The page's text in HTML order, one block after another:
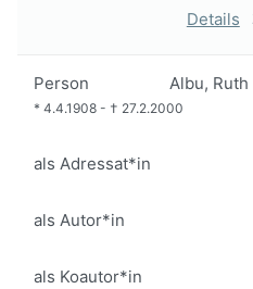
Details
Person Albu, Ruth
* 4.4.1908 - † 27.2.2000
als Adressat*in
als Autor*in
als Koautor*in